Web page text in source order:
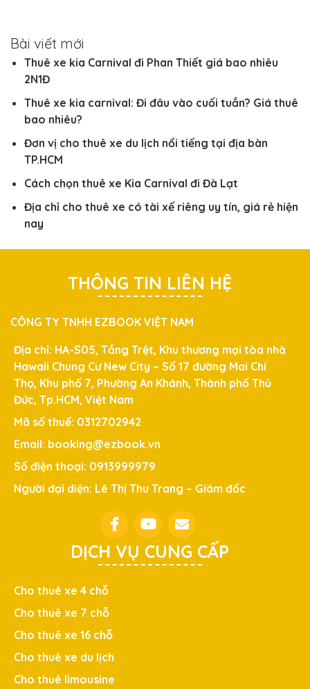
Bài viết mới
Thuê xe kia Carnival đi Phan Thiết giá bao nhiêu
2N1Đ
Thuê xe kia carnival: Đi đâu vào cuối tuần? Giá thuê
bao nhiêu?
Đơn vị cho thuê xe du lịch nổi tiếng tại địa bàn
TP.HCM
Cách chọn thuê xe Kia Carnival đi Đà Lạt
Địa chỉ cho thuê xe có tài xế riêng uy tín, giá rẻ hiện
nay
THÔNG TIN LIÊN HỆ
CÔNG TY TNHH EZBOOK VIỆT NAM
Địa chỉ: HA-S05, Tầng Trệt, Khu thương mại tòa nhà
Hawaii Chung Cư New City – Số 17 đường Mai Chí
Thọ, Khu phố 7, Phường An Khánh, Thành phố Thủ
Đức, Tp.HCM, Việt Nam
Mã số thuế: 0312702942
Email: booking@ezbook.vn
Số điện thoại: 0913999979
Người đại diện: Lê Thị Thu Trang – Giám đốc
DỊCH VỤ CUNG CẤP
Cho thuê xe 4 chỗ
Cho thuê xe 7 chỗ
Cho thuê xe 16 chỗ
Cho thuê xe du lịch
Cho thuê limousine